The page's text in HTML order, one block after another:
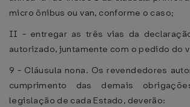
micro ônibus ou van, conforme o caso;
II - entregar as três vias da
autorizado, juntamente com o pedido do
9 - Cláusula nona. Os revendedores
cumprimento das demais
legislação de cada Estado, deverão: